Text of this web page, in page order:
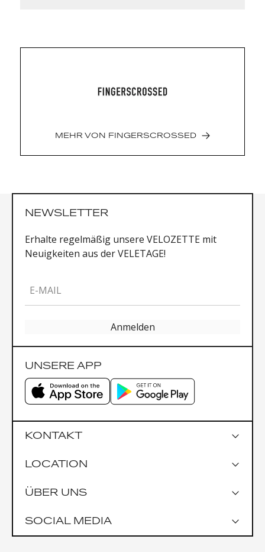
Durchgehend gefärbt
Material: 93% Polyester / 7% Elasthan
MEHR VON FINGERSCROSSED
NEWSLETTER
Erhalte regelmäßig unsere VELOZETTE mit
Neuigkeiten aus der VELETAGE!
E-MAIL
Anmelden
UNSERE APP
KONTAKT
LOCATION
Google Maps
Garage Praterstrasse 1
ÜBER UNS
SOCIAL MEDIA